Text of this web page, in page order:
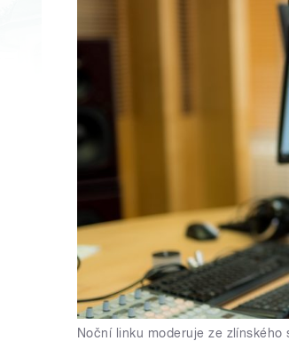
Noční linku moderuje ze zlínského